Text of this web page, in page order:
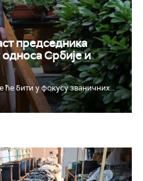
председника
Србије и
ће бити у фокусу званичних...